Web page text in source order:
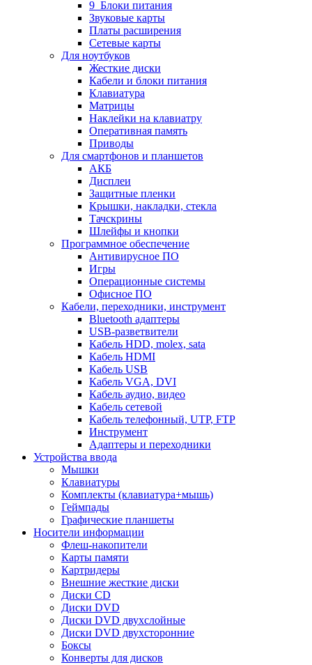
9_Блоки питания
Звуковые карты
Платы расширения
Сетевые карты
Для ноутбуков
Жесткие диски
Кабели и блоки питания
Клавиатура
Матрицы
Наклейки на клавиатру
Оперативная память
Приводы
Для смартфонов и планшетов
АКБ
Дисплеи
Защитные пленки
Крышки, накладки, стекла
Тачскрины
Шлейфы и кнопки
Программное обеспечение
Антивирусное ПО
Игры
Операционные системы
Офисное ПО
Кабели, переходники, инструмент
Bluetooth адаптеры
USB-разветвители
Кабель HDD, molex, sata
Кабель HDMI
Кабель USB
Кабель VGA, DVI
Кабель аудио, видео
Кабель сетевой
Кабель телефонный, UTP, FTP
Инструмент
Адаптеры и переходники
Устройства ввода
Мышки
Клавиатуры
Комплекты (клавиатура+мышь)
Геймпады
Графические планшеты
Носители информации
Флеш-накопители
Карты памяти
Картридеры
Внешние жесткие диски
Диски CD
Диски DVD
Диски DVD двухслойные
Диски DVD двухсторонние
Боксы
Конверты для дисков